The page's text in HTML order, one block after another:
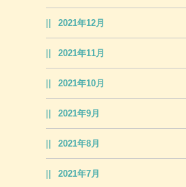
2021年12月
2021年11月
2021年10月
2021年9月
2021年8月
2021年7月